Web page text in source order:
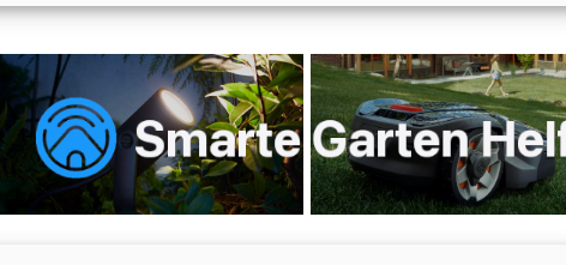
zueinander.
schon die Heizkörperthermostate von Meross auf diese
Januar angekündigt
, dass es in Kürze auch einen
Wassermelder geben wird, die ebenfalls den Mini-Hub
Wassermelder losgehen. An den Hub können übrigens bis zu 16
Die kleine Box ist über den Scan des HomeKit-Codes schnell
hinzugefügt. DieMeross App
– die übrigens kürzlich ein
empfehlen wir dennoch. Dort wird der Hub nach dem Start